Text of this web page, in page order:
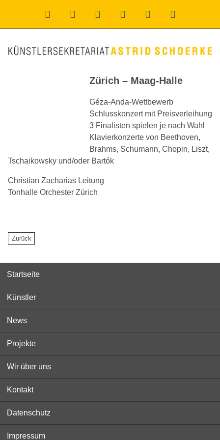
Zürich – Maag-Halle
Géza-Anda-Wettbewerb
Schlusskonzert mit Preisverleihung
3 Finalisten spielen je nach Wahl
Klavierkonzerte von Beethoven,
Brahms, Schumann, Chopin, Liszt,
Tschaikowsky und/oder Bartók
Christian Zacharias Leitung
Tonhalle Orchester Zürich
Startseite
Künstler
News
Projekte
Wir über uns
Kontakt
Datenschutz
Impressum